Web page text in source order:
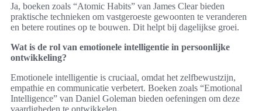
Ja, boeken zoals “Atomic Habits” van James Clear bieden
praktische technieken om vastgeroeste gewoonten te veranderen
en betere routines op te bouwen. Dit helpt bij dagelijkse groei.
Wat is de rol van emotionele intelligentie in persoonlijke
ontwikkeling?
Emotionele intelligentie is cruciaal, omdat het zelfbewustzijn,
empathie en communicatie verbetert. Boeken zoals “Emotional
Intelligence” van Daniel Goleman bieden oefeningen om deze
vaardigheden te ontwikkelen.